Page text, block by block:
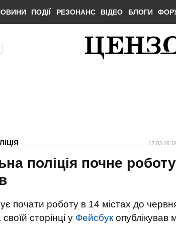
ПОДІЇ РЕЗОНАНС ВІДЕО БЛОГИ
12.03.16
поліція почне
почати роботу в 14 містах до
сторінці у Фейсбук опублікував